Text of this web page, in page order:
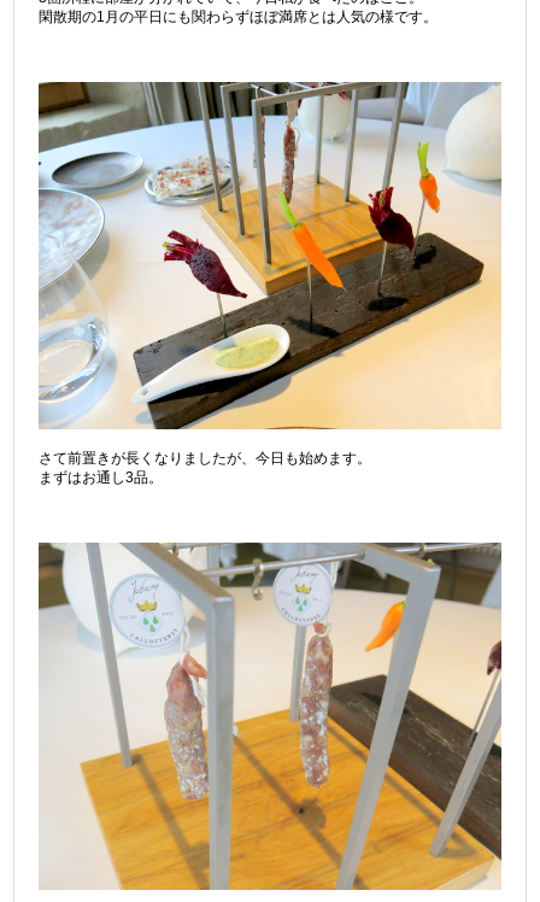
閑散期の1月の平日にも関わらずほぼ満席とは人気の様です。
さて前置きが長くなりましたが、今日も始めます。
まずはお通し3品。